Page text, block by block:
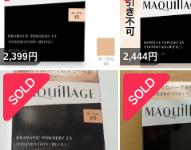
2,399円 2,444円